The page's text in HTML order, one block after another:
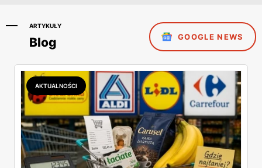
ARTYKUŁY
Blog GOOGLE NEWS
AKTUALNOŚCI